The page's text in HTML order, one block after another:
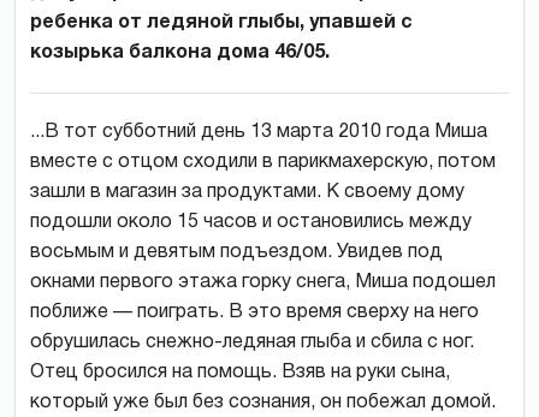
ребенка от ледяной глыбы, упавшей с
козырька балкона дома 46/05.
...В тот субботний день 13 марта 2010 года Миша
вместе с отцом сходили в парикмахерскую, потом
зашли в магазин за продуктами. К своему дому
подошли около 15 часов и остановились между
восьмым и девятым подъездом. Увидев под
окнами первого этажа горку снега, Миша подошел
поближе — поиграть. В это время сверху на него
обрушилась снежно-ледяная глыба и сбила с ног.
Отец бросился на помощь. Взяв на руки сына,
который уже был без сознания, он побежал домой.